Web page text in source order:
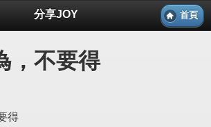
分享JOY 首頁
，不要得